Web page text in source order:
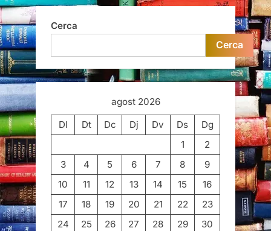
Cerca
Cerca
agost 2026
Dl
Dt Dc Dj Dv Ds
Dg
1
2
3
4 5 6 7 8
9
10
11 12 13 14 15
16
17
18 19 20 21 22
23
24
25 26 27 28 29
30